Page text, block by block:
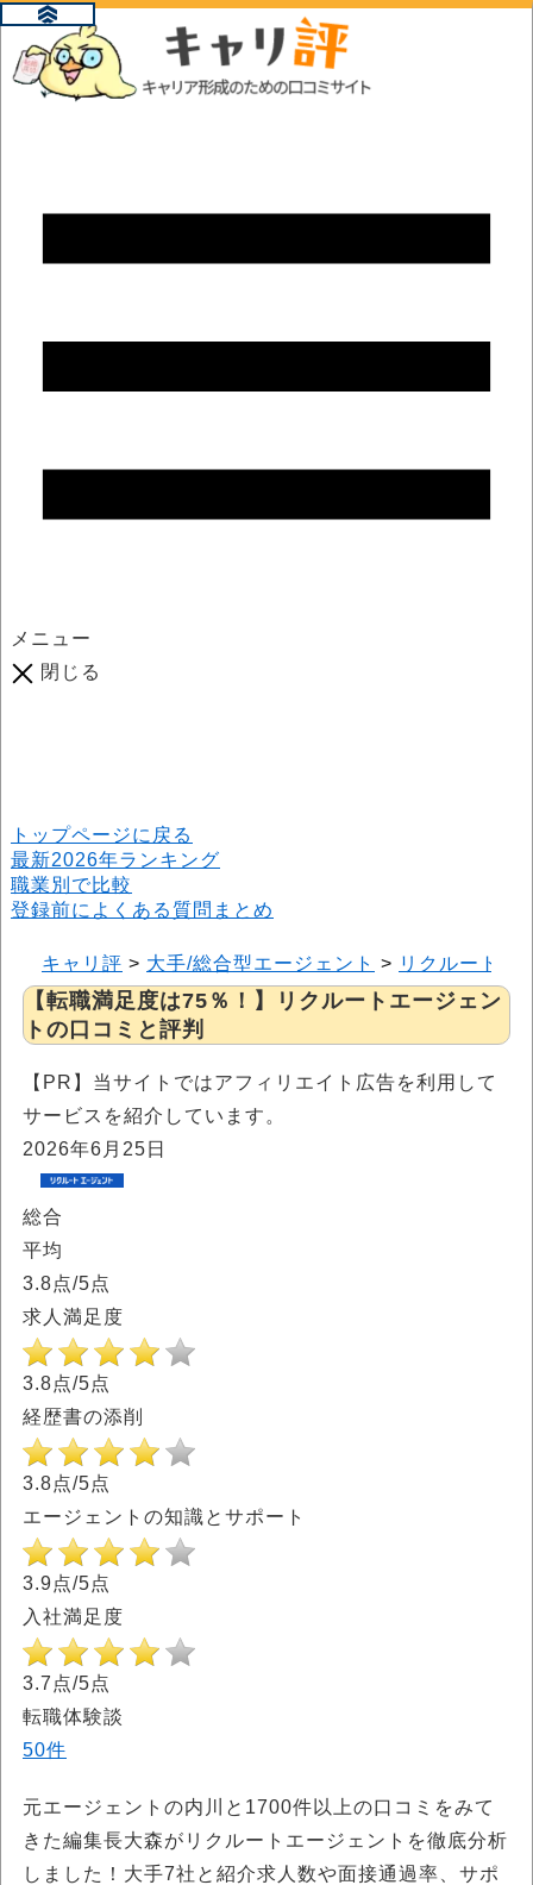
メニュー
閉じる
トップページに戻る
最新2026年ランキング
職業別で比較
登録前によくある質問まとめ
キャリ評 > 大手/総合型エージェント > リクルートエ
【転職満足度は75％！】リクルートエージェン
トの口コミと評判
【PR】当サイトではアフィリエイト広告を利用して
サービスを紹介しています。
2026年6月25日
総合
平均
3.8点/5点
求人満足度
3.8点/5点
経歴書の添削
3.8点/5点
エージェントの知識とサポート
3.9点/5点
入社満足度
3.7点/5点
転職体験談
50件
元エージェントの内川と1700件以上の口コミをみて
きた編集長大森がリクルートエージェントを徹底分析
しました！大手7社と紹介求人数や面接通過率、サポ